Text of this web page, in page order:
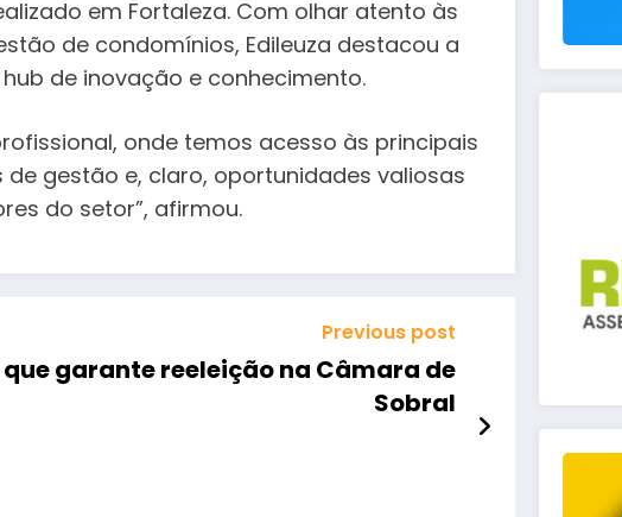
em Fortaleza. Com olhar atento às
de condomínios, Edileuza destacou a
de inovação e conhecimento.
onde temos acesso às principais
gestão e, claro, oportunidades valiosas
do setor”, afirmou.
Previous post
garante reeleição na Câmara de
Sobral